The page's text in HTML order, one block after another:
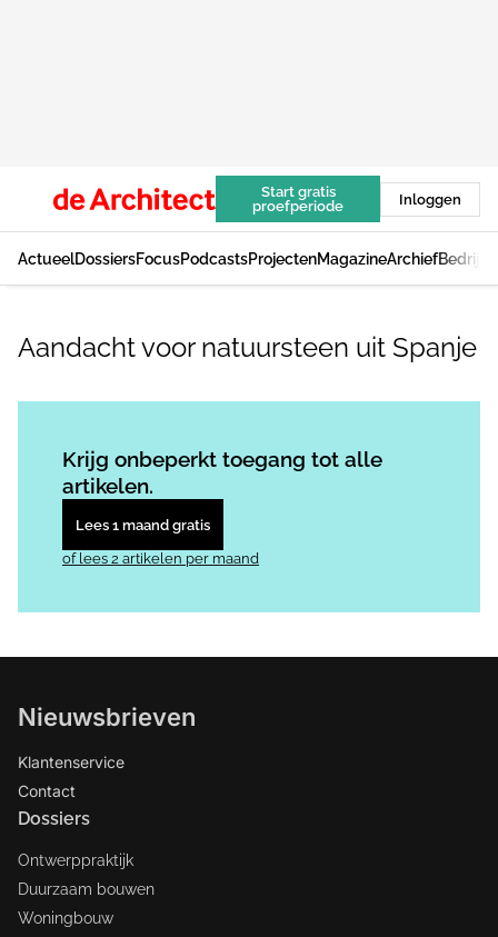
Start gratis
proefperiode
Inloggen
ActueelDossiersFocusPodcastsProjectenMagazineArchief
Aandacht voor natuursteen uit Spanje
Krijg onbeperkt toegang tot alle
artikelen.
Lees 1 maand gratis
of lees 2 artikelen per maand
Nieuwsbrieven
Klantenservice
Contact
Dossiers
Ontwerppraktijk
Duurzaam bouwen
Woningbouw